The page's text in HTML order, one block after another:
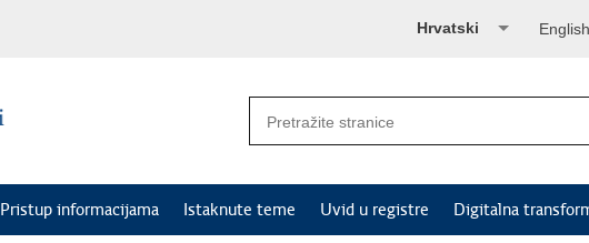
English
Hrvatski
Pristup informacijama Istaknute teme Uvid u registre Digitalna